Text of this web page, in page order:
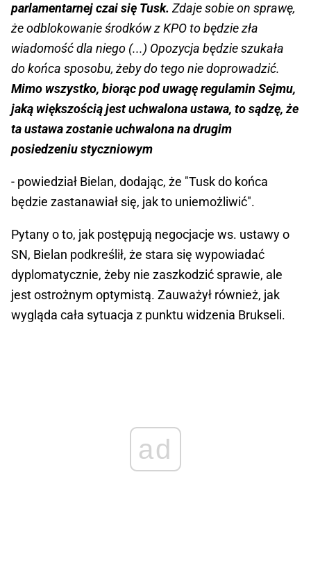
parlamentarnej czai się Tusk. Zdaje sobie on sprawę,
że odblokowanie środków z KPO to będzie zła
wiadomość dla niego (...) Opozycja będzie szukała
do końca sposobu, żeby do tego nie doprowadzić.
Mimo wszystko, biorąc pod uwagę regulamin Sejmu,
jaką większością jest uchwalona ustawa, to sądzę, że
ta ustawa zostanie uchwalona na drugim
posiedzeniu styczniowym
- powiedział Bielan, dodając, że "Tusk do końca
będzie zastanawiał się, jak to uniemożliwić".
Pytany o to, jak postępują negocjacje ws. ustawy o
SN, Bielan podkreślił, że stara się wypowiadać
dyplomatycznie, żeby nie zaszkodzić sprawie, ale
jest ostrożnym optymistą. Zauważył również, jak
wygląda cała sytuacja z punktu widzenia Brukseli.
ad